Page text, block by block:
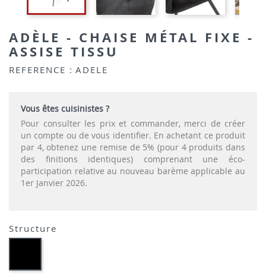
ADÈLE - CHAISE MÉTAL FIXE -
ASSISE TISSU
REFERENCE : ADELE
Vous êtes cuisinistes ?
Pour consulter les prix et commander, merci de créer
un compte ou de vous identifier. En achetant ce produit
par 4, obtenez une remise de 5% (pour 4 produits dans
des finitions identiques) comprenant une éco-
participation relative au nouveau barème applicable au
1er Janvier 2026.
Structure